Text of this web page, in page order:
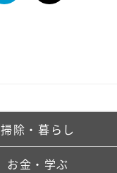
掃除・暮らし
お金・学ぶ